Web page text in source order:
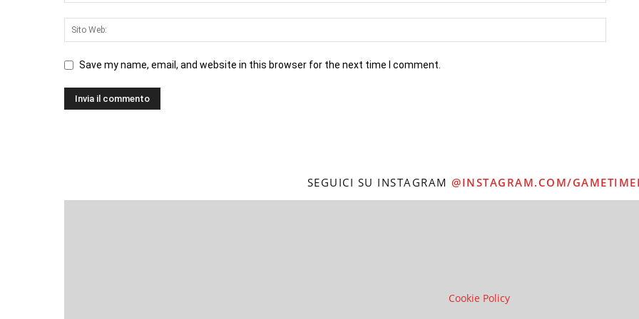
Save my name, email, and website in this browser for the next time I comment.
SEGUICI SU INSTAGRAM @INSTAGRAM.COM/
Cookie Policy